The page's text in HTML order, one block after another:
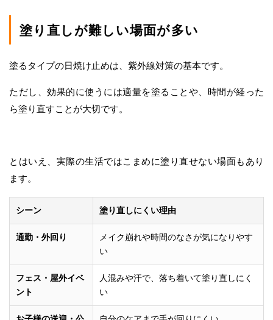
塗り直しが難しい場面が多い
塗るタイプの日焼け止めは、紫外線対策の基本です。
ただし、効果的に使うには適量を塗ることや、時間が経った
ら塗り直すことが大切です。
とはいえ、実際の生活ではこまめに塗り直せない場面もあり
ます。
シーン 塗り直しにくい理由
通勤・外回り
メイク崩れや時間のなさが気になりやす
い
フェス・屋外イベ
ント
人混みや汗で、落ち着いて塗り直しにく
い